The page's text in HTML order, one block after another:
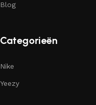
Blog
Categorieën
Nike
Yeezy